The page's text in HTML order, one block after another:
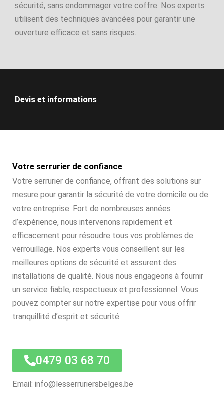
sécurité, sans endommager votre coffre. Nos experts
utilisent des techniques avancées pour garantir une
ouverture efficace et sans risques.
Devis et informations
Votre serrurier de confiance
Votre serrurier de confiance, offrant des solutions sur
mesure pour garantir la sécurité de votre domicile ou de
votre entreprise. Fort de nombreuses années
d’expérience, nous intervenons rapidement et
efficacement pour résoudre tous vos problèmes de
verrouillage. Nos experts vous conseillent sur les
meilleures options de sécurité et assurent des
installations de qualité. Nous nous engageons à fournir
un service fiable, respectueux et professionnel. Vous
pouvez compter sur notre expertise pour vous offrir
tranquillité d’esprit et sécurité.
0479 03 68 70
Email: info@lesserruriersbelges.be